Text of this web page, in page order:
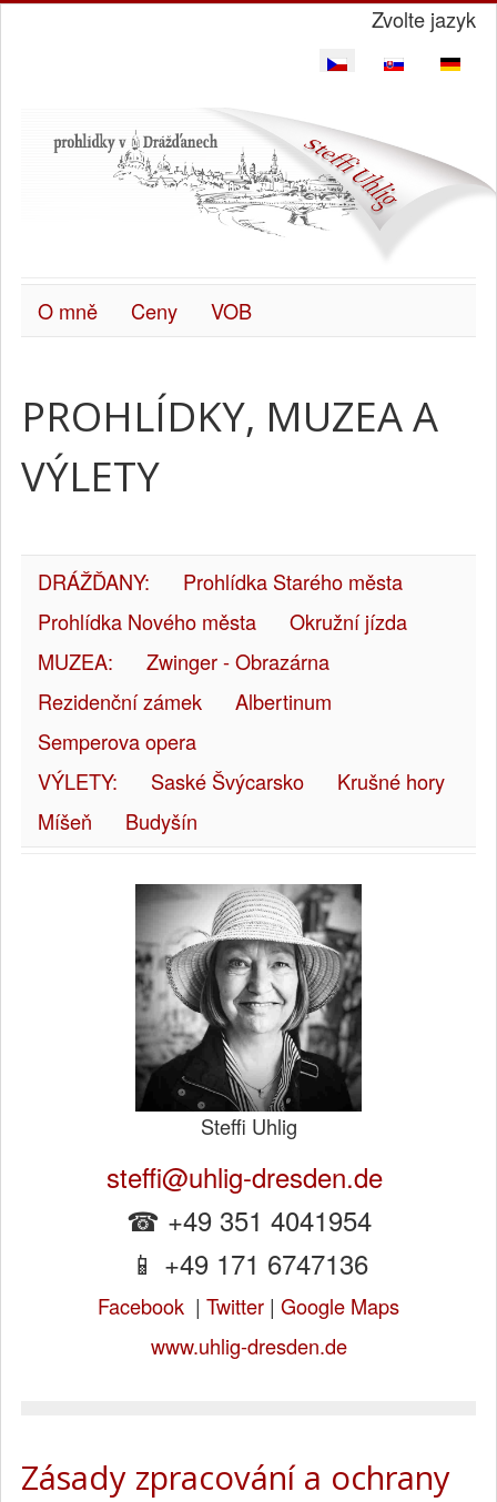
Zvolte jazyk
O mně Ceny VOB
PROHLÍDKY, MUZEA A
VÝLETY
DRÁŽĎANY:
Prohlídka Starého města
Prohlídka Nového města
Okružní jízda
MUZEA:
Zwinger - Obrazárna
Rezidenční zámek
Albertinum
Semperova opera
VÝLETY:
Saské Švýcarsko
Krušné hory
Míšeň
Budyšín
Steffi Uhlig
steffi@uhlig-dresden.de
☎ +49 351 4041954
📱 +49 171 6747136
Facebook | Twitter | Google Maps
www.uhlig-dresden.de
Zásady zpracování a ochrany